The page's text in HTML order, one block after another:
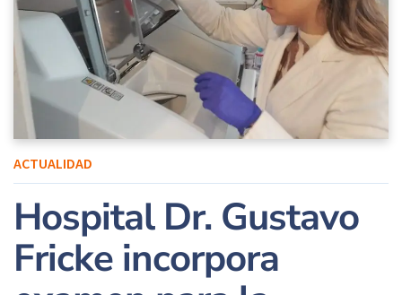
ACTUALIDAD
Hospital Dr. Gustavo
Fricke incorpora